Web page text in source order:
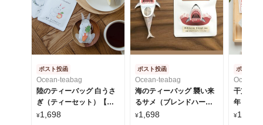
ポスト投函
Ocean-teabag
陸のティーバッグ 白うさ
ぎ（ティーセット）【ポ
スト投函】
¥1,698
ポスト投函
Ocean-teabag
海のティーバッグ 襲い来
るサメ（ブレンドハーブ
ティー）【ポスト投函】
¥1,698
ポスト投
Ocean-
干支の
年 蔵出
じ付き
¥1,385